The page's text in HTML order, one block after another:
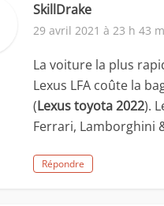
SkillDrake
29 avril 2021 à 23 h 43
La voiture la plus
Lexus LFA coûte la
(Lexus toyota 2022).
Ferrari, Lamborghini
Répondre